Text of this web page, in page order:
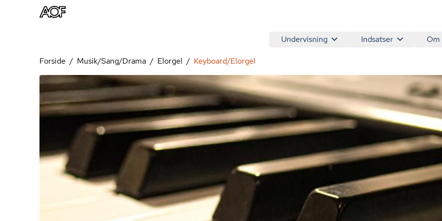
Undervisning Indsatser Om
Forside Musik/Sang/Drama Elorgel Keyboard/Elorgel